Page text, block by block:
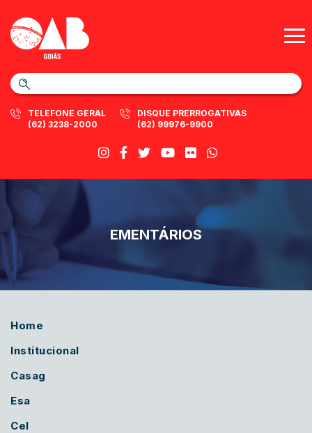
TELEFONE GERAL
(62) 3238-2000
DISQUE PRERROGATIVAS
(62) 99976-9900
EMENTÁRIOS
Home
Institucional
Casag
Esa
Cel